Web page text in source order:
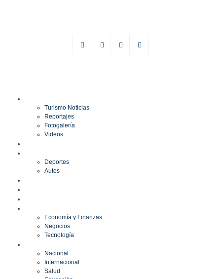
Turismo Noticias
Reportajes
Fotogalería
Videos
Deportes
Autos
Economía y Finanzas
Negocios
Tecnología
Nacional
Internacional
Salud